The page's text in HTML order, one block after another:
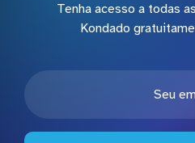
Tenha acesso a todas
Kondado